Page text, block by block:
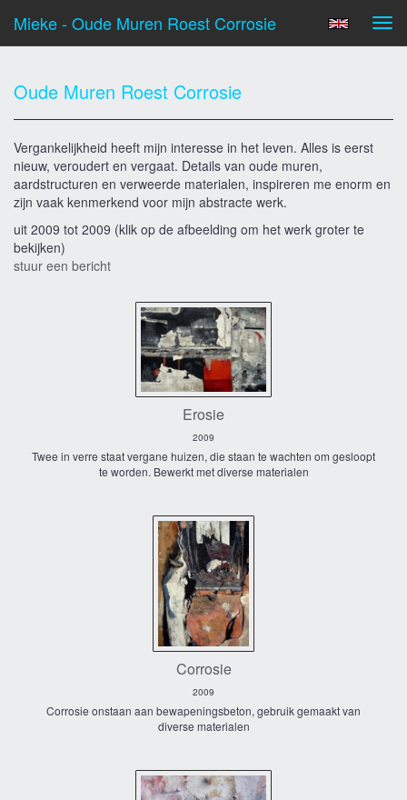
Mieke - Oude Muren Roest Corrosie
Oude Muren Roest Corrosie
Vergankelijkheid heeft mijn interesse in het leven. Alles is eerst
nieuw, veroudert en vergaat. Details van oude muren,
aardstructuren en verweerde materialen, inspireren me enorm en
zijn vaak kenmerkend voor mijn abstracte werk.
uit 2009 tot 2009 (klik op de afbeelding om het werk groter te
bekijken)
stuur een bericht
Erosie
2009
Twee in verre staat vergane huizen, die staan te wachten om gesloopt
te worden. Bewerkt met diverse materialen
Corrosie
2009
Corrosie onstaan aan bewapeningsbeton, gebruik gemaakt van
diverse materialen